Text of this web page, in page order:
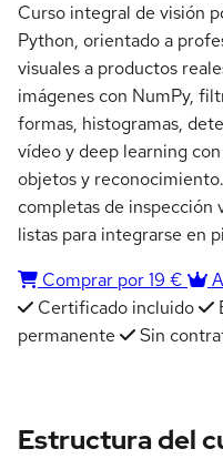
Curso integral de visión
Python, orientado a
visuales a productos
imágenes con NumPy,
formas, histogramas,
vídeo y deep learning
objetos y
completas de inspección
listas para integrarse en
Comprar por 19 €
Certificado incluido
permanente
Sin
Estructura del